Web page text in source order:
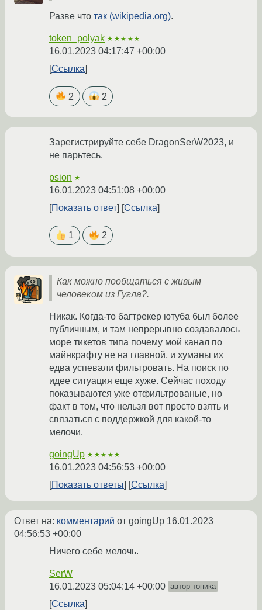
Разве что так (wikipedia.org).
token_polyak ★★★★★
16.01.2023 04:17:47 +00:00
Ссылка
2 2
Зарегистрируйте себе DragonSerW2023, и
не парьтесь.
psion ★
16.01.2023 04:51:08 +00:00
Показать ответ
Ссылка
1 2
Как можно пообщаться с живым
человеком из Гугла?.
Никак. Когда-то багтрекер ютуба был более
публичным, и там непрерывно создавалось
море тикетов типа почему мой канал по
майнкрафту не на главной, и хуманы их
едва успевали фильтровать. На поиск по
идее ситуация еще хуже. Сейчас походу
показываются уже отфильтрованые, но
факт в том, что нельзя вот просто взять и
связаться с поддержкой для какой-то
мелочи.
goingUp ★★★★★
16.01.2023 04:56:53 +00:00
Показать ответы
Ссылка
Ответ на: комментарий от goingUp 16.01.2023
04:56:53 +00:00
Ничего себе мелочь.
SerW
16.01.2023 05:04:14 +00:00 автор топика
Ссылка